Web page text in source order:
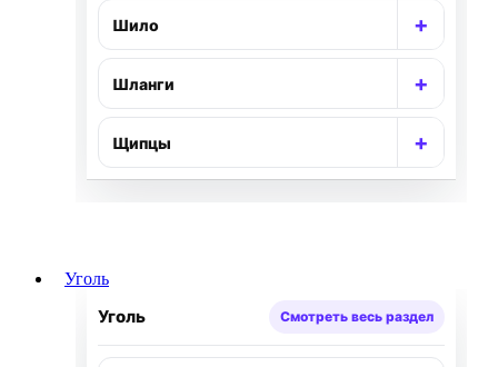
Шило +
Шланги +
Щипцы +
Уголь
Уголь Смотреть весь раздел